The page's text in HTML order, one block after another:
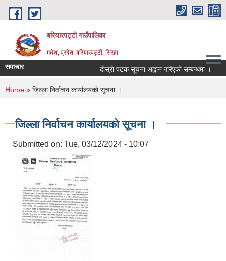
Skip to main content
बरियारपट्टी गाउँपालिका
मधेश, प्रदेश, बरियारपट्टी, सिरहा
समाचार दाेस्राे पटक सूचना अह्वान गरिएकाे सम्बन्धमा ।
You are here
Home » जिल्ला निर्वाचन कार्यालयकाे सूचना ।
जिल्ला निर्वाचन कार्यालयकाे सूचना ।
Submitted on: Tue, 03/12/2024 - 10:07